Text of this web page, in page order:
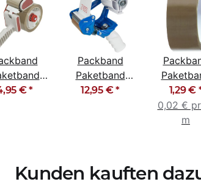
€*
Packband
Paketband
Klebeband
12,95 €*
braun
x 66m
1,29 €
0,02 €
m
Kunden kauften